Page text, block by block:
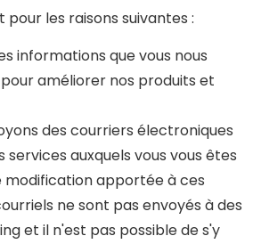
les raisons suivantes :
informations que vous nous
améliorer nos produits et
des courriers électroniques
auxquels vous vous êtes
apportée à ces
ne sont pas envoyés à des
et il n'est pas possible de s'y